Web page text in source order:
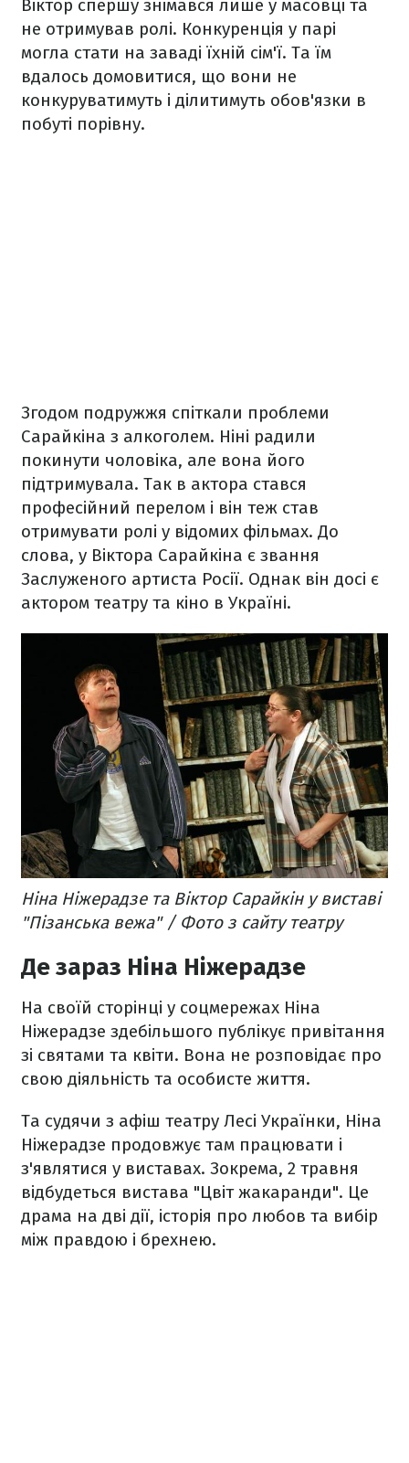
Віктор спершу знімався лише у масовці та
не отримував ролі. Конкуренція у парі
могла стати на заваді їхній сім'ї. Та їм
вдалось домовитися, що вони не
конкуруватимуть і ділитимуть обов'язки в
побуті порівну.
Згодом подружжя спіткали проблеми
Сарайкіна з алкоголем. Ніні радили
покинути чоловіка, але вона його
підтримувала. Так в актора стався
професійний перелом і він теж став
отримувати ролі у відомих фільмах. До
слова, у Віктора Сарайкіна є звання
Заслуженого артиста Росії. Однак він досі є
актором театру та кіно в Україні.
Ніна Ніжерадзе та Віктор Сарайкін у виставі
"Пізанська вежа" / Фото з сайту театру
Де зараз Ніна Ніжерадзе
На своїй сторінці у соцмережах Ніна
Ніжерадзе здебільшого публікує привітання
зі святами та квіти. Вона не розповідає про
свою діяльність та особисте життя.
Та судячи з афіш театру Лесі Українки, Ніна
Ніжерадзе продовжує там працювати і
з'являтися у виставах. Зокрема, 2 травня
відбудеться вистава "Цвіт жакаранди". Це
драма на дві дії, історія про любов та вибір
між правдою і брехнею.